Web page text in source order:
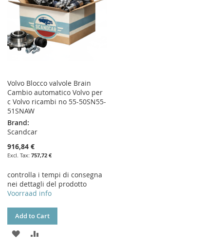
Volvo Blocco valvole Brain
Cambio automatico Volvo per
c Volvo ricambi no 55-50SN55-
51SNAW
Brand:
Scandcar
916,84 €
757,72 €
controlla i tempi di consegna
nei dettagli del prodotto
Voorraad info
Add to Cart
ADD